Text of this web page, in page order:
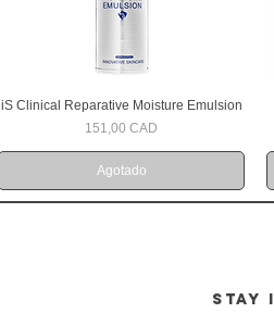
Vista rápida
iS Clinical Reparative Moisture Emulsion
Precio
151,00 CAD
Agotado
STAY